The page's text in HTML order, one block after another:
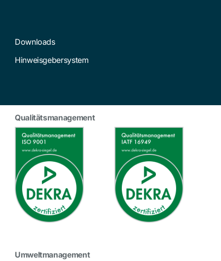
Downloads
Hinweisgebersystem
Qualitätsmanagement
Umweltmanagement